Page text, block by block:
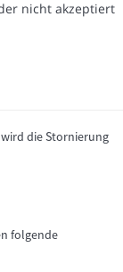
nicht akzeptiert
die Stornierung
folgende